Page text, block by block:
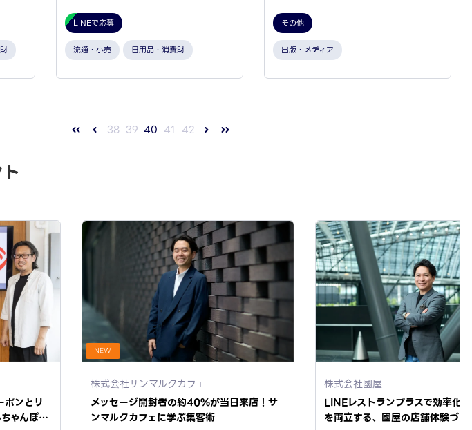
LINEで応募
流通・小売 日用品・消費財
その他
出版・メディア
38 39 40 41 42
ポンとリ
ゃんぽ…
NEW
株式会社サンマルクカフェ
メッセージ開封者の約40%が当日来店！サ
ンマルクカフェに学ぶ集客術
株式会社國屋
LINEレストランプラスで効率化
を両立する、國屋の店舗体験づく